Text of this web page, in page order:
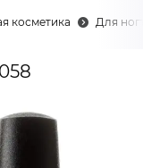
косметика Для